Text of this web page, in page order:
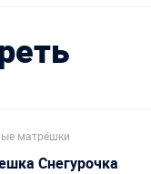
матрёшки
Снегурочка